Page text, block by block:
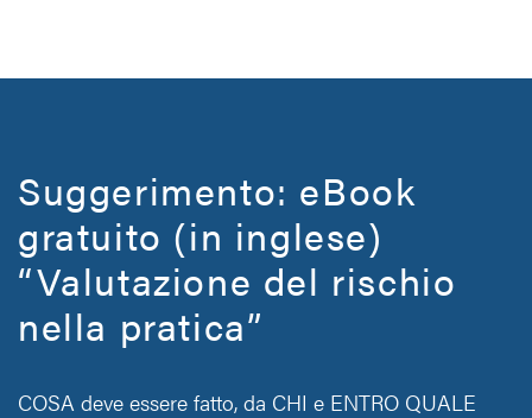
Suggerimento: eBook
gratuito (in inglese)
“Valutazione del rischio
nella pratica”
COSA deve essere fatto, da CHI e ENTRO QUALE